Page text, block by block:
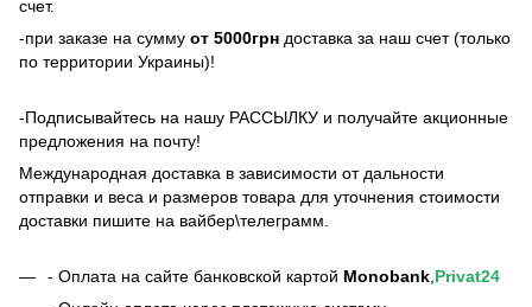
счет.
-при заказе на сумму от 5000грн доставка за наш счет (только
по территории Украины)!
-Подписывайтесь на нашу РАССЫЛКУ и получайте акционные
предложения на почту!
Международная доставка в зависимости от дальности
отправки и веса и размеров товара для уточнения стоимости
доставки пишите на вайбер\телеграмм.
- Оплата на сайте банковской картой Monobank Privat24